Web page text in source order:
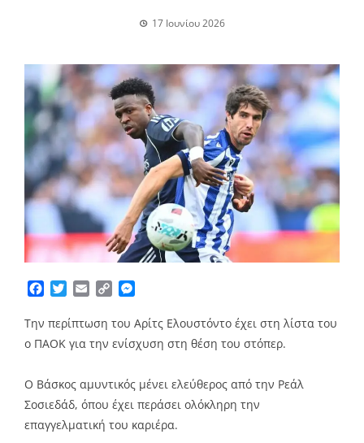
17 Ιουνίου 2026
Facebook
TwitterEmailCopy
Την περίπτωση του Αρίτς Ελουστόντο έχει στη λίστα του
ο ΠΑΟΚ για την ενίσχυση στη θέση του στόπερ.
Ο Βάσκος αμυντικός μένει ελεύθερος από την Ρεάλ
Σοσιεδάδ, όπου έχει περάσει ολόκληρη την
επαγγελματική του καριέρα.